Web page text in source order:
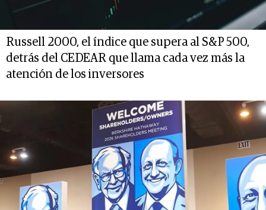
Russell 2000, el índice que supera al S&P 500,
detrás del CEDEAR que llama cada vez más la
atención de los inversores